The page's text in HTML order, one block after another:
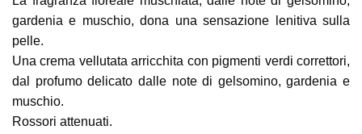
gardenia e muschio, dona una sensazione lenitiva sulla
pelle.
Una crema vellutata arricchita con pigmenti verdi correttori,
dal profumo delicato dalle note di gelsomino, gardenia e
muschio.
Rossori attenuati.